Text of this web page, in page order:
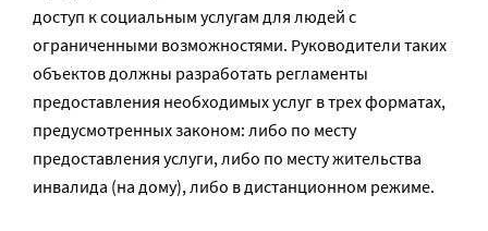
доступ к социальным услугам для людей с
ограниченными возможностями. Руководители таких
объектов должны разработать регламенты
предоставления необходимых услуг в трех форматах,
предусмотренных законом: либо по месту
предоставления услуги, либо по месту жительства
инвалида (на дому), либо в дистанционном режиме.